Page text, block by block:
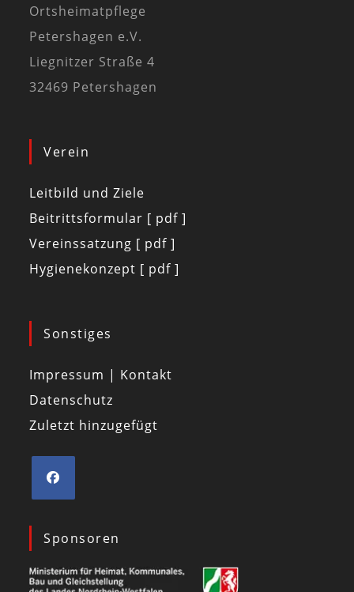
Ortsheimatpflege
Petershagen e.V.
Liegnitzer Straße 4
32469 Petershagen
Verein
Leitbild und Ziele
Beitrittsformular [ pdf ]
Vereinssatzung [ pdf ]
Hygienekonzept [ pdf ]
Sonstiges
Impressum | Kontakt
Datenschutz
Zuletzt hinzugefügt
Sponsoren